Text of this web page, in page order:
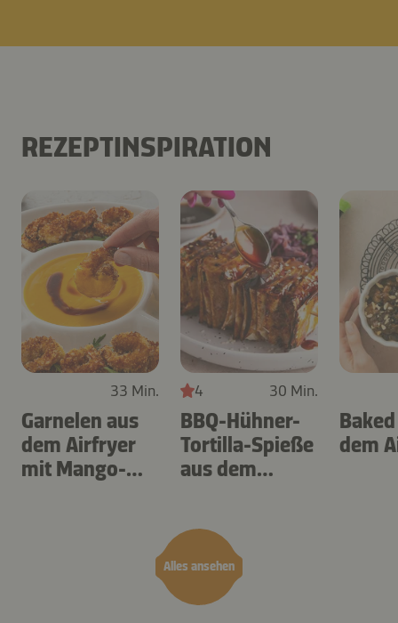
REZEPTINSPIRATION
Alles ansehen
33 Min.
Garnelen aus
dem Airfryer
mit Mango-
4 30 Min.
BBQ-Hühner-
Tortilla-Spieße
aus dem
dem